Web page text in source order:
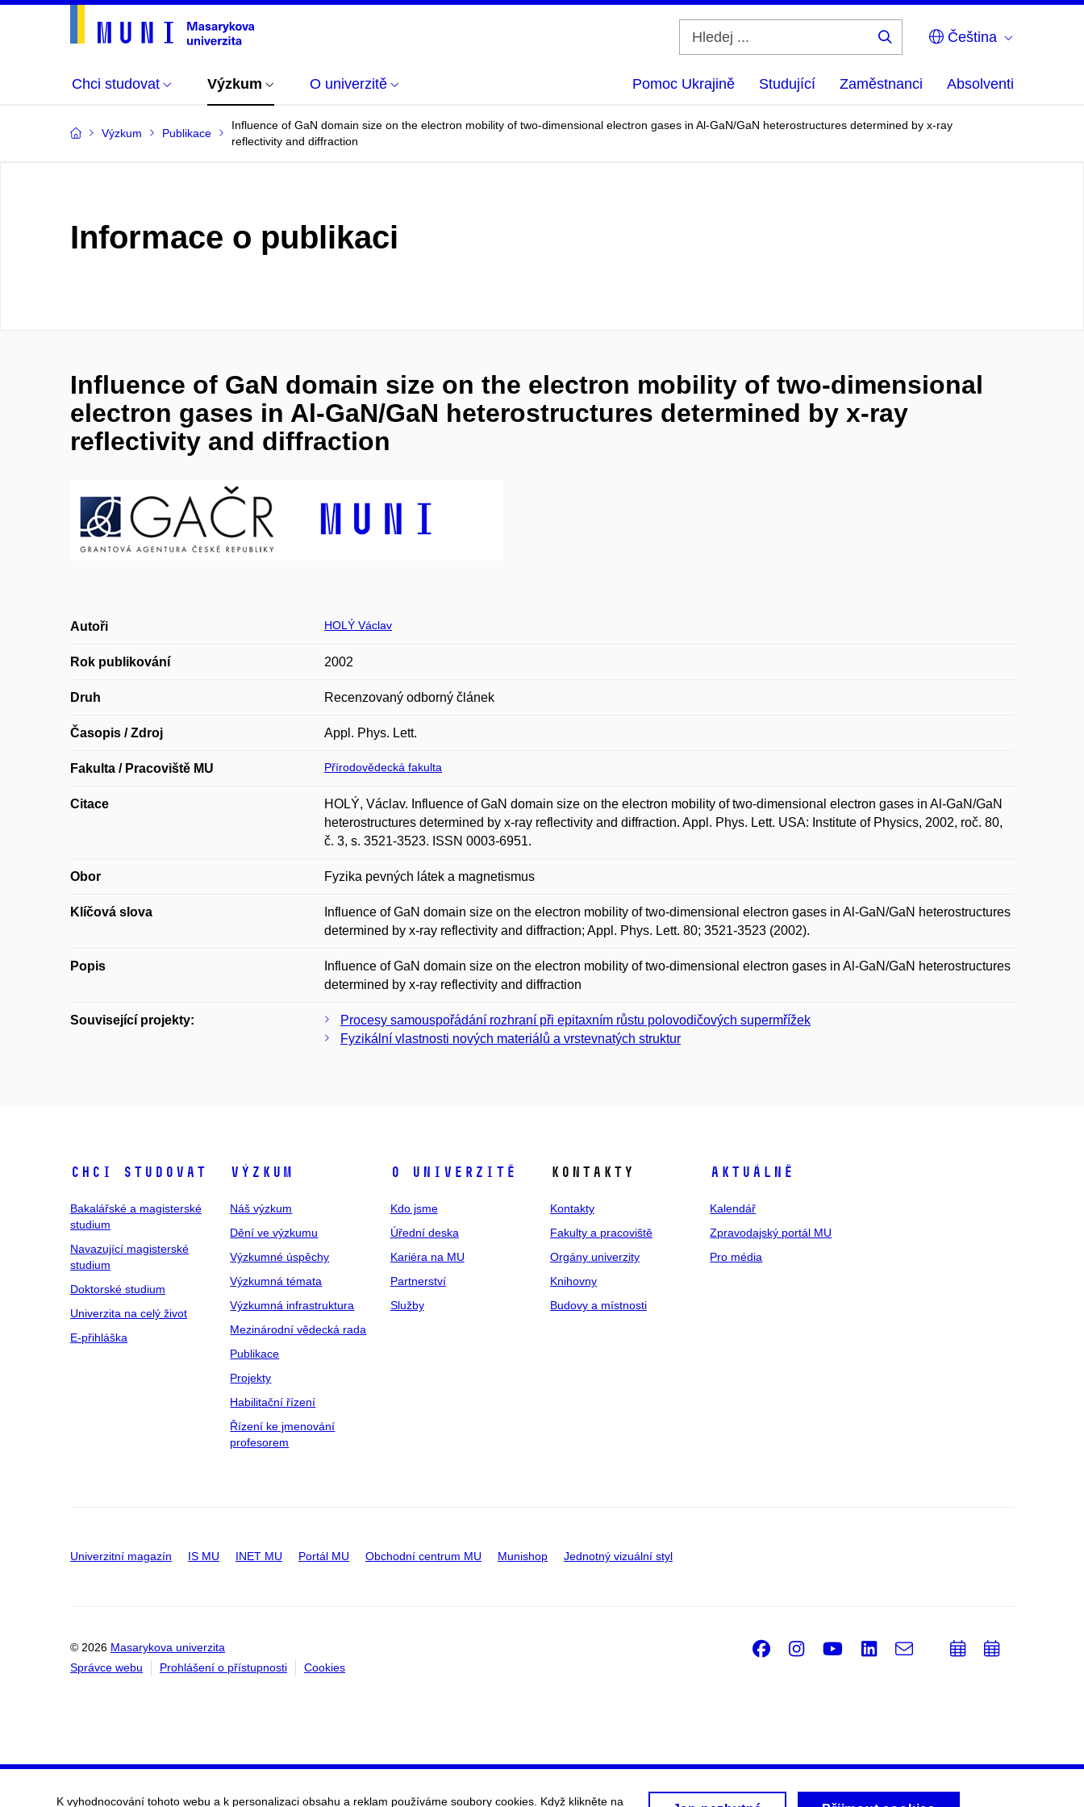
Čeština
Chci studovat Výzkum O univerzitě Pomoc Ukrajině Studující Zaměstnanci Absolventi
Výzkum Publikace
Influence of GaN domain size on the electron mobility of two-dimensional electron gases in Al-GaN/GaN heterostructures determined by x-ray
reflectivity and diffraction
Informace o publikaci
Influence of GaN domain size on the electron mobility of two-dimensional
electron gases in Al-GaN/GaN heterostructures determined by x-ray
reflectivity and diffraction
Autoři HOLÝ Václav
Rok publikování 2002
Druh Recenzovaný odborný článek
Časopis / Zdroj Appl. Phys. Lett.
Fakulta / Pracoviště MU Přírodovědecká fakulta
Citace
HOLÝ, Václav. Influence of GaN domain size on the electron mobility of two-dimensional electron gases in Al-GaN/GaN
heterostructures determined by x-ray reflectivity and diffraction. Appl. Phys. Lett. USA: Institute of Physics, 2002, roč. 80,
č. 3, s. 3521-3523. ISSN 0003-6951.
Obor Fyzika pevných látek a magnetismus
Klíčová slova
Influence of GaN domain size on the electron mobility of two-dimensional electron gases in Al-GaN/GaN heterostructures
determined by x-ray reflectivity and diffraction; Appl. Phys. Lett. 80; 3521-3523 (2002).
Popis
Influence of GaN domain size on the electron mobility of two-dimensional electron gases in Al-GaN/GaN heterostructures
determined by x-ray reflectivity and diffraction
Související projekty:
Procesy samouspořádání rozhraní při epitaxním růstu polovodičových supermřížek
Fyzikální vlastnosti nových materiálů a vrstevnatých struktur
Chci studovat
Bakalářské a magisterské
studium
Navazující magisterské
studium
Doktorské studium
Univerzita na celý život
E-přihláška
Výzkum
Náš výzkum
Dění ve výzkumu
Výzkumné úspěchy
Výzkumná témata
Výzkumná infrastruktura
Mezinárodní vědecká rada
Publikace
Projekty
Habilitační řízení
Řízení ke jmenování
profesorem
O univerzitě
Kdo jsme
Úřední deska
Kariéra na MU
Partnerství
Služby
Kontakty
Kontakty
Fakulty a pracoviště
Orgány univerzity
Knihovny
Budovy a místnosti
Aktuálně
Kalendář
Zpravodajský portál MU
Pro média
Univerzitní magazín IS MU INET MU Portál MU Obchodní centrum MU Munishop Jednotný vizuální styl
© 2026 Masarykova univerzita
Správce webu
Prohlášení o přístupnosti Cookies
Facebook
Instagram
Youtube
LinkedIn
e-
PřidatPřidat
K vyhodnocování tohoto webu a k personalizaci obsahu a reklam používáme soubory cookies. Když klikněte na